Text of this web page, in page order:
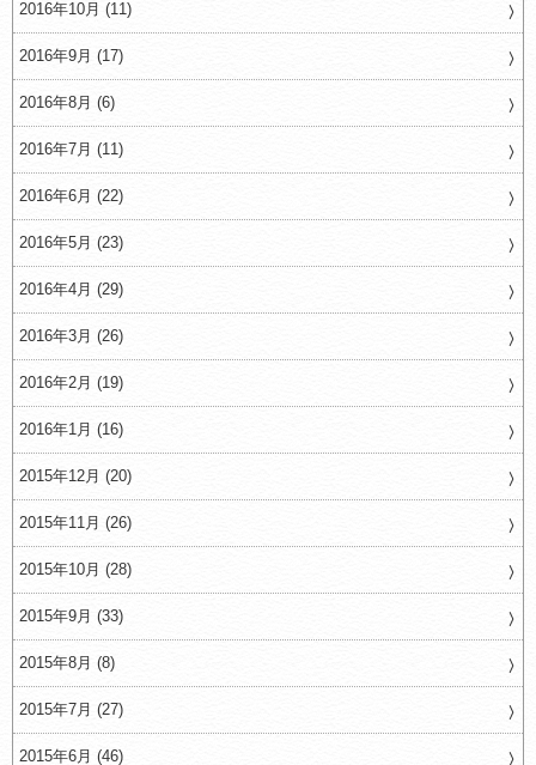
2016年10月 (11)
2016年9月 (17)
2016年8月 (6)
2016年7月 (11)
2016年6月 (22)
2016年5月 (23)
2016年4月 (29)
2016年3月 (26)
2016年2月 (19)
2016年1月 (16)
2015年12月 (20)
2015年11月 (26)
2015年10月 (28)
2015年9月 (33)
2015年8月 (8)
2015年7月 (27)
2015年6月 (46)